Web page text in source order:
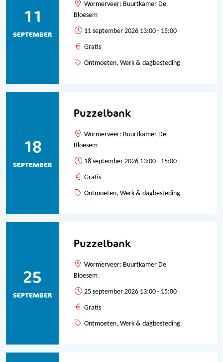
11
SEPTEMBER
Wormerveer: Buurtkamer De
Bloesem
11 september 2026 13:00 - 15:00
Gratis
Ontmoeten, Werk & dagbesteding
Puzzelbank
18
SEPTEMBER
Wormerveer: Buurtkamer De
Bloesem
18 september 2026 13:00 - 15:00
Gratis
Ontmoeten, Werk & dagbesteding
Puzzelbank
25
SEPTEMBER
Wormerveer: Buurtkamer De
Bloesem
25 september 2026 13:00 - 15:00
Gratis
Ontmoeten, Werk & dagbesteding